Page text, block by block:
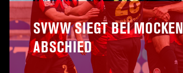
SVWW SIEGT BEI
ABSCHIED